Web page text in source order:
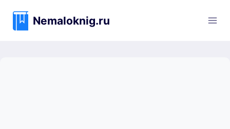
содержимому
Nemaloknig.ru